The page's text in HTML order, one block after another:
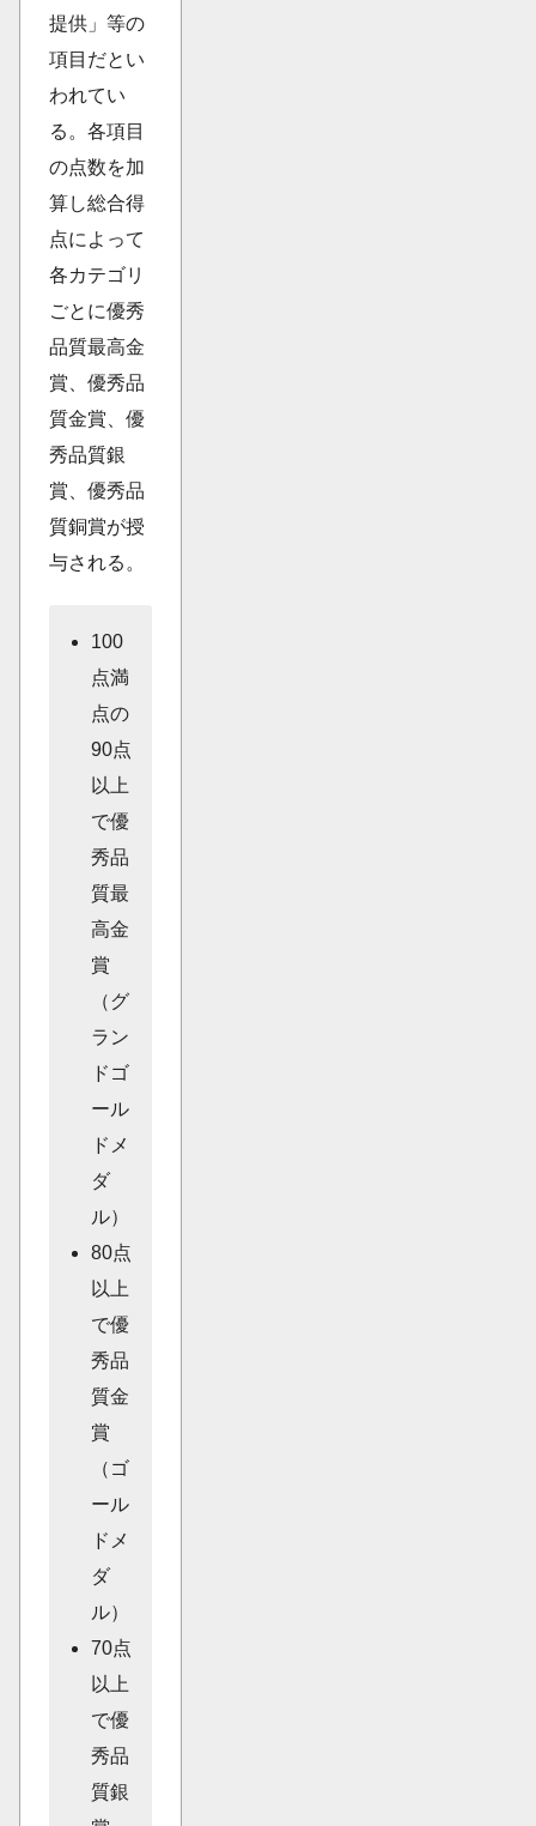
提供」等の
項目だとい
われてい
る。各項目
の点数を加
算し総合得
点によって
各カテゴリ
ごとに優秀
品質最高金
賞、優秀品
質金賞、優
秀品質銀
賞、優秀品
質銅賞が授
与される。
100
点満
点の
90点
以上
で優
秀品
質最
高金
賞
（グ
ラン
ドゴ
ール
ドメ
ダ
ル）
80点
以上
で優
秀品
質金
賞
（ゴ
ール
ドメ
ダ
ル）
70点
以上
で優
秀品
質銀